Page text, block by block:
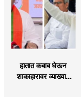
हातात कबाब घेऊन
शाकाहारावर व्याख्यान